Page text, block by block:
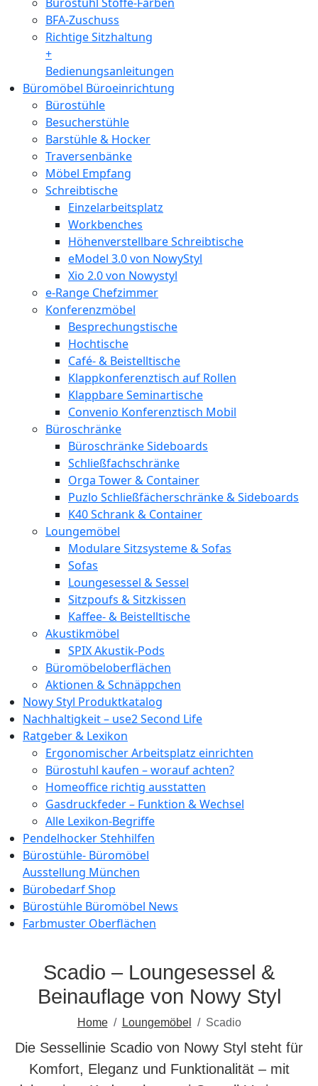
BFA-Zuschuss
Richtige Sitzhaltung
+
Bedienungsanleitungen
Büromöbel Büroeinrichtung
Bürostühle
Besucherstühle
Barstühle & Hocker
Traversenbänke
Möbel Empfang
Schreibtische
Einzelarbeitsplatz
Workbenches
Höhenverstellbare Schreibtische
eModel 3.0 von NowyStyl
Xio 2.0 von Nowystyl
e-Range Chefzimmer
Konferenzmöbel
Besprechungstische
Hochtische
Café- & Beistelltische
Klappkonferenztisch auf Rollen
Klappbare Seminartische
Convenio Konferenztisch Mobil
Büroschränke
Büroschränke Sideboards
Schließfachschränke
Orga Tower & Container
Puzlo Schließfächerschränke & Sideboards
K40 Schrank & Container
Loungemöbel
Modulare Sitzsysteme & Sofas
Sofas
Loungesessel & Sessel
Sitzpoufs & Sitzkissen
Kaffee- & Beistelltische
Akustikmöbel
SPIX Akustik-Pods
Büromöbeloberflächen
Aktionen & Schnäppchen
Nowy Styl Produktkatalog
Nachhaltigkeit – use2 Second Life
Ratgeber & Lexikon
Ergonomischer Arbeitsplatz einrichten
Bürostuhl kaufen – worauf achten?
Homeoffice richtig ausstatten
Gasdruckfeder – Funktion & Wechsel
Alle Lexikon-Begriffe
Pendelhocker Stehhilfen
Bürostühle- Büromöbel
Ausstellung München
Bürobedarf Shop
Bürostühle Büromöbel News
Farbmuster Oberflächen
Scadio – Loungesessel &
Beinauflage von Nowy Styl
Home Loungemöbel Scadio
Die Sessellinie Scadio von Nowy Styl steht für
Komfort, Eleganz und Funktionalität – mit